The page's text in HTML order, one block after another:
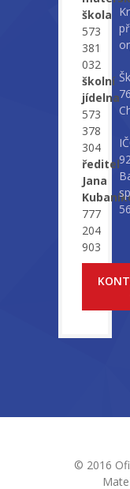
škola
573
381
032
školní
jídelna
573
378
304
ředitel
Jana
777
204
903
© 2016